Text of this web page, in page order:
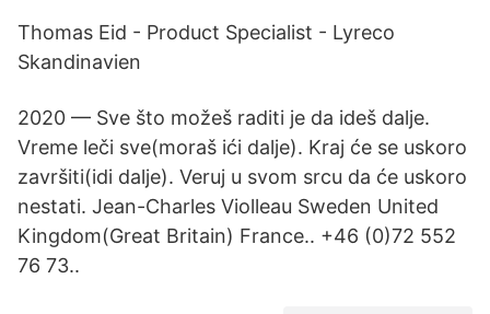
Thomas Eid - Product Specialist - Lyreco
Skandinavien
2020 — Sve što možeš raditi je da ideš dalje.
Vreme leči sve(moraš ići dalje). Kraj će se uskoro
završiti(idi dalje). Veruj u svom srcu da će uskoro
nestati. Jean-Charles Violleau Sweden United
Kingdom(Great Britain) France.. +46 (0)72 552
76 73..